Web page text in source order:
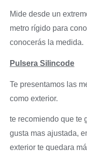
Mide desde un
metro rígido para
conocerás la medida.
Pulsera Silincode
Te presentamos las
como exterior.
te recomiendo que te
gusta mas ajustada,
exterior te quedara